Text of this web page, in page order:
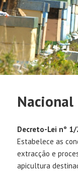
Nacional
Decreto-Lei nº
Estabelece as
extracção e
apicultura